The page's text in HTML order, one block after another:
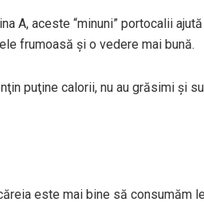
A, aceste “minuni” portocalii
frumoasă şi o vedere mai bună.
puţine calorii, nu au grăsimi şi
este mai bine să consumăm